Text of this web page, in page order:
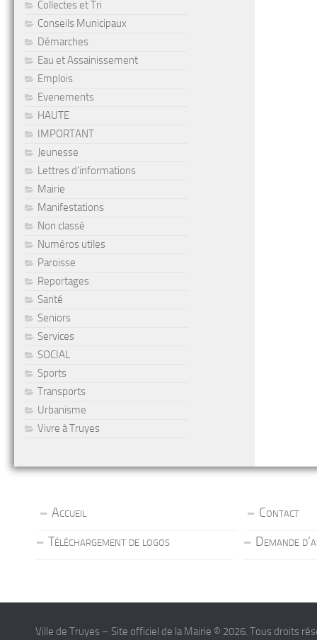
Collectes et Tri
Conseils Municipaux
Démarches
Eau et Assainissement
Emplois
Evenements
HAUTE
IMPORTANT
Jeunesse
Lettres d'informations
Mairie
Manifestations
Non classé
Numéros utiles
Paroisse
Reportages
Santé
Seniors
Services
SOCIAL
Sports
Transports
Urbanisme
Vivre à Truyes
Accueil
Contact
Téléchargement de logos
Demande
Ville de Truyes – Site officiel de la Mairie © 2026. Tous droits